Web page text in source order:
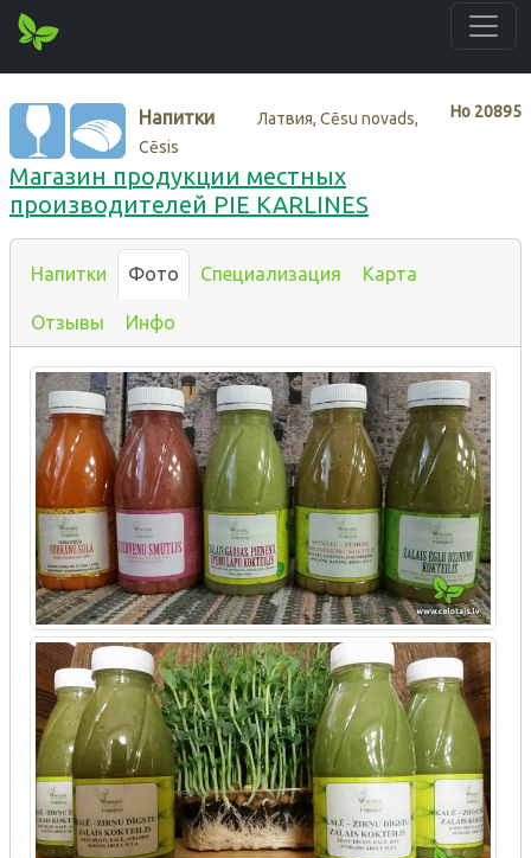
Нo 20895
Напитки
Латвия, Cēsu novads,
Cēsis
Магазин продукции местных
производителей PIE KARLINES
Напитки Фото Специализация Карта
Отзывы Инфо